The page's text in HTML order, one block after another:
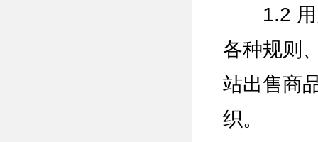
1.2 用户
各种规则
站出售商
织。